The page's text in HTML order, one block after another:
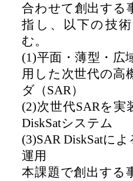
合わせて創出する
指し、以下の技
む。
(1)平面・薄型・広
用した次世代の高
ダ（SAR）
(2)次世代SARを実
DiskSatシステム
(3)SARDiskSatによ
運用
本課題で創出する